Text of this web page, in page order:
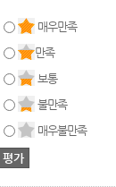
매우만족
만족
보통
불만족
매우불만족